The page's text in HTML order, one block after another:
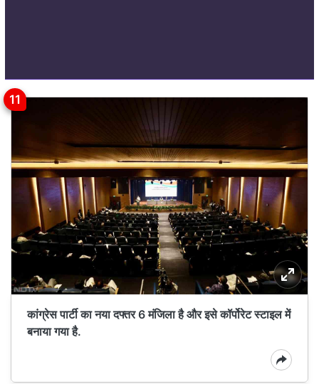
कांग्रेस पार्टी का नया दफ्तर 6 मंजिला है और इसे कॉर्पोरेट स्टाइल में
बनाया गया है.